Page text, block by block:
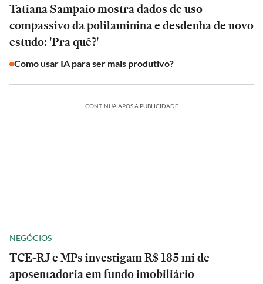
Tatiana Sampaio mostra dados de uso
compassivo da polilaminina e desdenha de novo
estudo: 'Pra quê?'
Como usar IA para ser mais produtivo?
CONTINUA APÓS A PUBLICIDADE
NEGÓCIOS
TCE-RJ e MPs investigam R$ 185 mi de
aposentadoria em fundo imobiliário